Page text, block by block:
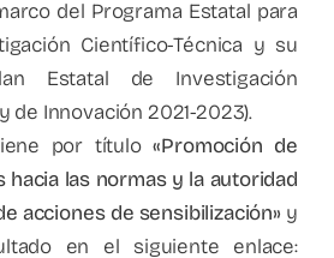
del Programa Estatal para
Científico-Técnica y su
Estatal de Investigación
de Innovación 2021-2023).
por título«Promoción de
las normas y la autoridad
acciones de sensibilización» y
en el siguiente enlace: